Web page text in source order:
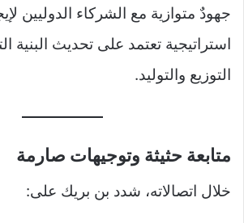
جهودٌ متوازية مع الشركاء الدوليين
استراتيجية تعتمد على تحديث البنية
التوزيع والتوليد.
متابعة حثيثة وتوجيهات صارمة
خلال اتصالاته، شدد بن بريك على: